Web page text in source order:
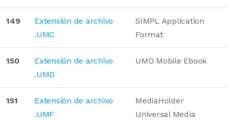
149
Extensión de archivo
.UMC
SIMPL Application
Format
150
Extensión de archivo
.UMD
UMD Mobile Ebook
151
Extensión de archivo
.UMF
MediaHolder
Universal Media